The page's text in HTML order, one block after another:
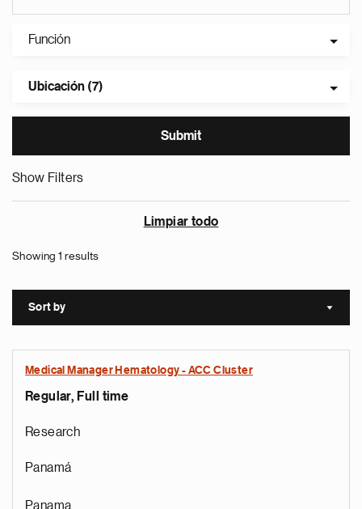
Función
Ubicación (7)
Show Filters
Limpiar todo
Showing 1 results
Sort by Sort
Medical Manager Hematology - ACC Cluster
Regular, Full time
Research
Panamá
Panama